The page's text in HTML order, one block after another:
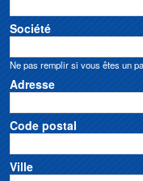
Société
Ne pas remplir si vous êtes un
Adresse
Code postal
Ville